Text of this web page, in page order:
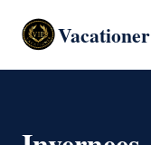
Vacationer